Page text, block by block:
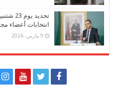
انتخابات أعضاء
9 مارس، 2026